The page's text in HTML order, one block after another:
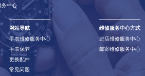
务中心
网站导航
手表维修服务中心
手表保养
更换配件
常见问题
维修服务中心方式
进店维修服务中心
邮寄维修服务中心